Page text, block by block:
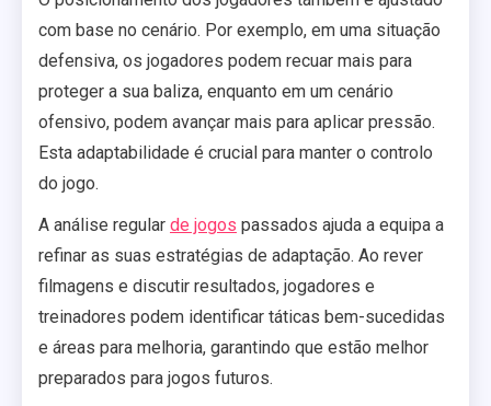
com base no cenário. Por exemplo, em uma situação
defensiva, os jogadores podem recuar mais para
proteger a sua baliza, enquanto em um cenário
ofensivo, podem avançar mais para aplicar pressão.
Esta adaptabilidade é crucial para manter o controlo
do jogo.
A análise regular de jogos passados ajuda a equipa a
refinar as suas estratégias de adaptação. Ao rever
filmagens e discutir resultados, jogadores e
treinadores podem identificar táticas bem-sucedidas
e áreas para melhoria, garantindo que estão melhor
preparados para jogos futuros.